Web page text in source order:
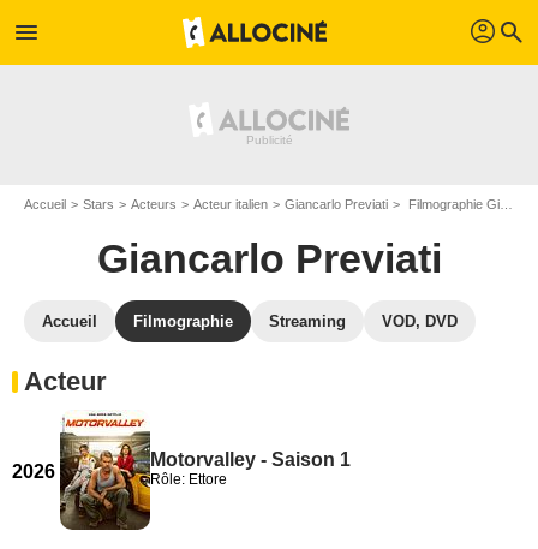
menu profil search
Accueil Stars Acteurs Acteur italien Giancarlo Previati Filmographie Giancarlo Previati
Giancarlo Previati
Accueil Filmographie Streaming VOD, DVD
Acteur
2026
Motorvalley - Saison 1
Rôle: Ettore